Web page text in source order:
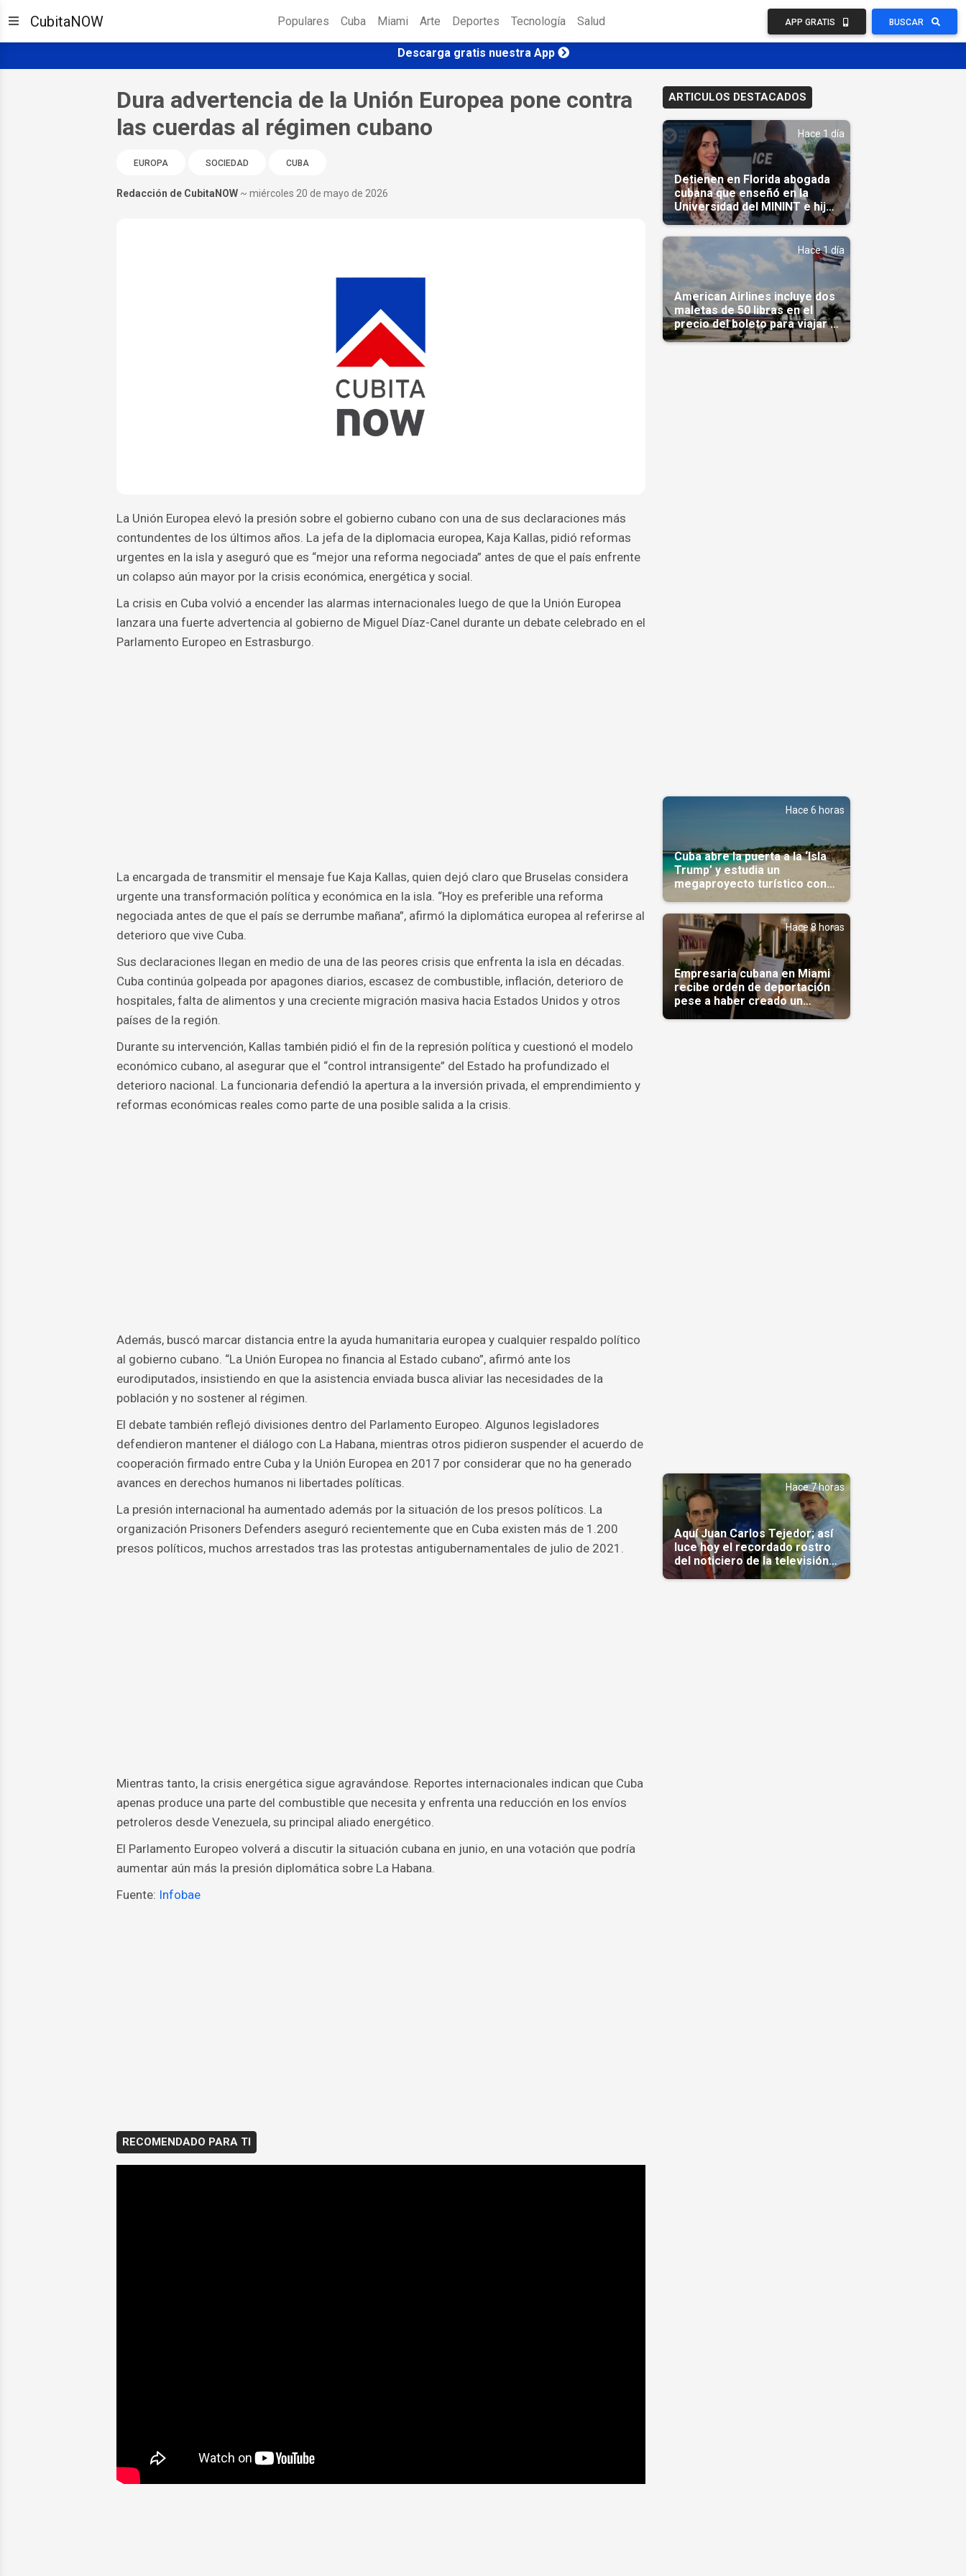
CubitaNOW Populares Cuba Miami Arte Deportes Tecnología Salud APP GRATIS BUSCAR
Descarga gratis nuestra App
Dura advertencia de la Unión Europea pone contra
las cuerdas al régimen cubano
EUROPA SOCIEDAD CUBA
Redacción de CubitaNOW ~ miércoles 20 de mayo de 2026
La Unión Europea elevó la presión sobre el gobierno cubano con una de sus declaraciones más
contundentes de los últimos años. La jefa de la diplomacia europea, Kaja Kallas, pidió reformas
urgentes en la isla y aseguró que es “mejor una reforma negociada” antes de que el país enfrente
un colapso aún mayor por la crisis económica, energética y social.
La crisis en Cuba volvió a encender las alarmas internacionales luego de que la Unión Europea
lanzara una fuerte advertencia al gobierno de Miguel Díaz-Canel durante un debate celebrado en el
Parlamento Europeo en Estrasburgo.
La encargada de transmitir el mensaje fue Kaja Kallas, quien dejó claro que Bruselas considera
urgente una transformación política y económica en la isla. “Hoy es preferible una reforma
negociada antes de que el país se derrumbe mañana”, afirmó la diplomática europea al referirse al
deterioro que vive Cuba.
Sus declaraciones llegan en medio de una de las peores crisis que enfrenta la isla en décadas.
Cuba continúa golpeada por apagones diarios, escasez de combustible, inflación, deterioro de
hospitales, falta de alimentos y una creciente migración masiva hacia Estados Unidos y otros
países de la región.
Durante su intervención, Kallas también pidió el fin de la represión política y cuestionó el modelo
económico cubano, al asegurar que el “control intransigente” del Estado ha profundizado el
deterioro nacional. La funcionaria defendió la apertura a la inversión privada, el emprendimiento y
reformas económicas reales como parte de una posible salida a la crisis.
Además, buscó marcar distancia entre la ayuda humanitaria europea y cualquier respaldo político
al gobierno cubano. “La Unión Europea no financia al Estado cubano”, afirmó ante los
eurodiputados, insistiendo en que la asistencia enviada busca aliviar las necesidades de la
población y no sostener al régimen.
El debate también reflejó divisiones dentro del Parlamento Europeo. Algunos legisladores
defendieron mantener el diálogo con La Habana, mientras otros pidieron suspender el acuerdo de
cooperación firmado entre Cuba y la Unión Europea en 2017 por considerar que no ha generado
avances en derechos humanos ni libertades políticas.
La presión internacional ha aumentado además por la situación de los presos políticos. La
organización Prisoners Defenders aseguró recientemente que en Cuba existen más de 1.200
presos políticos, muchos arrestados tras las protestas antigubernamentales de julio de 2021.
Mientras tanto, la crisis energética sigue agravándose. Reportes internacionales indican que Cuba
apenas produce una parte del combustible que necesita y enfrenta una reducción en los envíos
petroleros desde Venezuela, su principal aliado energético.
El Parlamento Europeo volverá a discutir la situación cubana en junio, en una votación que podría
aumentar aún más la presión diplomática sobre La Habana.
Fuente: Infobae
RECOMENDADO PARA TI
ARTICULOS DESTACADOS
Hace 1 día
Detienen en Florida abogada
cubana que enseñó en la
Universidad del MININT e hija
de diplomático cubano
Hace 1 día
American Airlines incluye dos
maletas de 50 libras en el
precio del boleto para viajar a
Cuba en agosto
Hace 6 horas
Cuba abre la puerta a la ‘Isla
Trump’ y estudia un
megaproyecto turístico con
capital árabe
Hace 8 horas
Empresaria cubana en Miami
recibe orden de deportación
pese a haber creado un
Hace 7 horas
Aquí Juan Carlos Tejedor; así
luce hoy el recordado rostro
del noticiero de la televisión
cubana